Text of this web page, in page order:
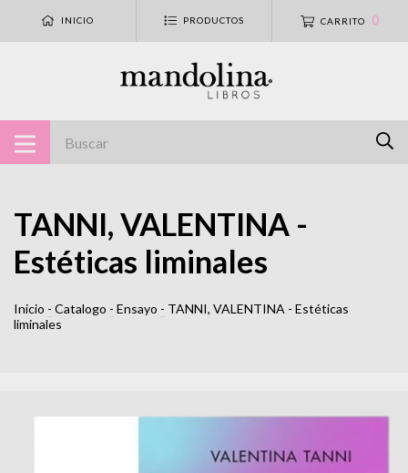
INICIO PRODUCTOS CARRITO 0
TANNI, VALENTINA -
Estéticas liminales
Inicio - Catalogo - Ensayo - TANNI, VALENTINA - Estéticas
liminales